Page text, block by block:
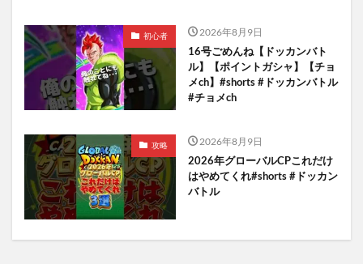
初心者 2026年8月9日
16号ごめんね【ドッカンバト
ル】【ポイントガシャ】【チョ
メch】#shorts #ドッカンバトル
#チョメch
攻略 2026年8月9日
2026年グローバルCPこれだけ
はやめてくれ#shorts #ドッカン
バトル